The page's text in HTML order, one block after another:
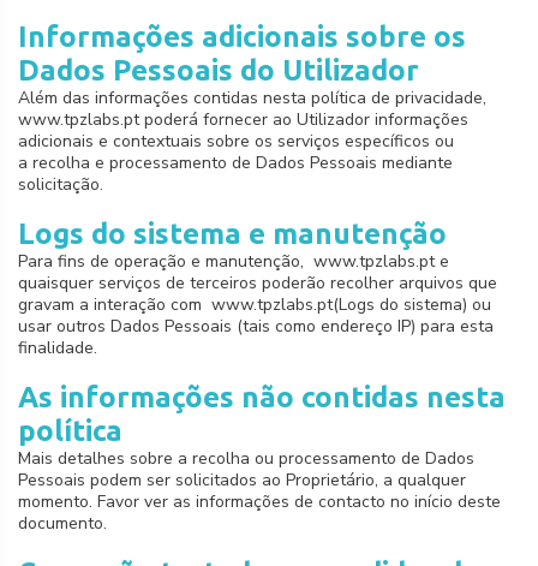
Informações adicionais sobre os
Dados Pessoais do Utilizador
Além das informações contidas nesta política de privacidade,
www.tpzlabs.pt poderá fornecer ao Utilizador informações
adicionais e contextuais sobre os serviços específicos ou
a recolha e processamento de Dados Pessoais mediante
solicitação.
Logs do sistema e manutenção
Para fins de operação e manutenção, www.tpzlabs.pt e
quaisquer serviços de terceiros poderão recolher arquivos que
gravam a interação com www.tpzlabs.pt(Logs do sistema) ou
usar outros Dados Pessoais (tais como endereço IP) para esta
finalidade.
As informações não contidas nesta
política
Mais detalhes sobre a recolha ou processamento de Dados
Pessoais podem ser solicitados ao Proprietário, a qualquer
momento. Favor ver as informações de contacto no início deste
documento.